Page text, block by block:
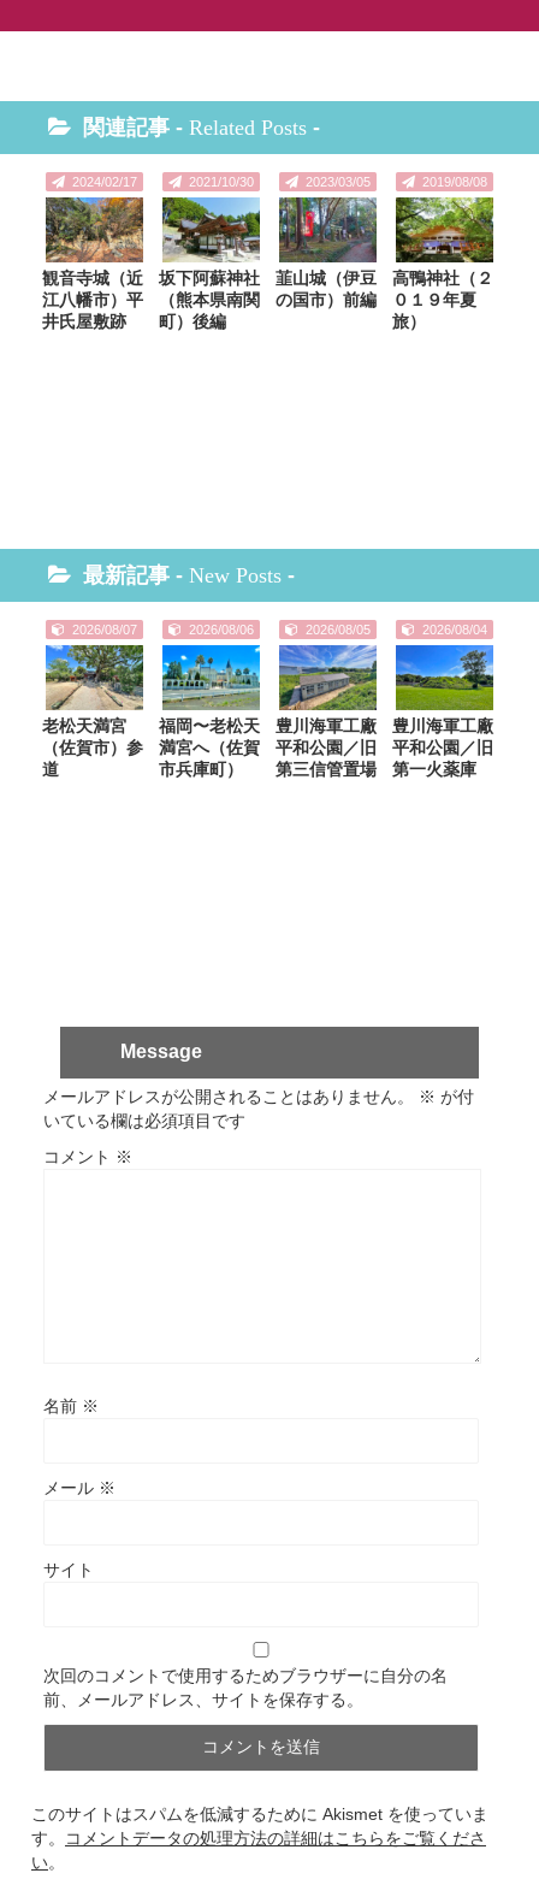
関連記事 - Related Posts -
2024/02/17
観音寺城（近
江八幡市）平
井氏屋敷跡
2021/10/30
坂下阿蘇神社
（熊本県南関
町）後編
2023/03/05
韮山城（伊豆
の国市）前編
2019/08/08
高鴨神社（２
０１９年夏
旅）
最新記事 - New Posts -
2026/08/07
老松天満宮
（佐賀市）参
道
2026/08/06
福岡〜老松天
満宮へ（佐賀
市兵庫町）
2026/08/05
豊川海軍工廠
平和公園／旧
第三信管置場
2026/08/04
豊川海軍工廠
平和公園／旧
第一火薬庫
Message
メールアドレスが公開されることはありません。 ※ が付
いている欄は必須項目です
コメント ※
名前 ※
メール ※
サイト
次回のコメントで使用するためブラウザーに自分の名
前、メールアドレス、サイトを保存する。
このサイトはスパムを低減するために Akismet を使っていま
す。
コメントデータの処理方法の詳細はこちらをご覧くださ
い。